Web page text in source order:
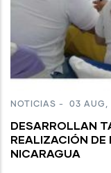
NOTICIAS - 03 AUG,
DESARROLLAN
REALIZACIÓN DE
NICARAGUA